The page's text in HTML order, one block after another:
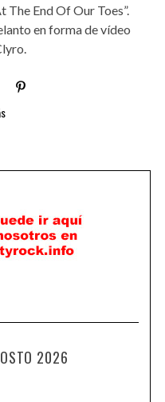
The End Of Our Toes”.
en forma de vídeo
2026